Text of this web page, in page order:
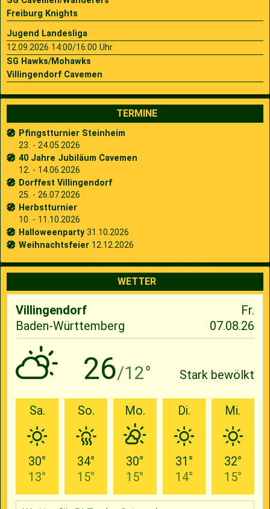
Freiburg Knights
Jugend Landesliga
12.09.2026 14:00/16:00 Uhr
SG Hawks/Mohawks
Villingendorf Cavemen
TERMINE
Pfingstturnier Steinheim
23. - 24.05.2026
40 Jahre Jubiläum Cavemen
12. - 14.06.2026
Dorffest Villingendorf
25. - 26.07.2026
Herbstturnier
10. - 11.10.2026
Halloweenparty31.10.2026
Weihnachtsfeier 12.12.2026
WETTER